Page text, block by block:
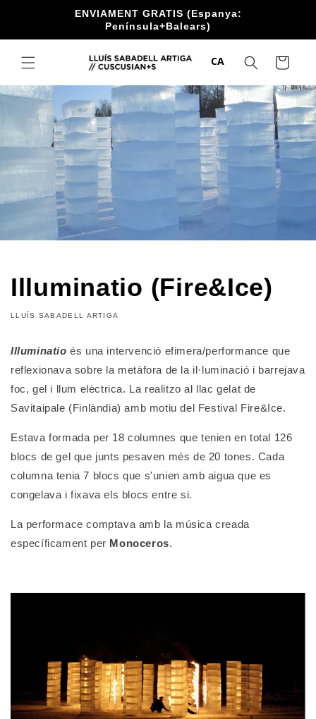
ENVIAMENT GRATIS (Espanya:
Península+Balears)
CA Cistella
Illuminatio (Fire&Ice)
LLUÍS SABADELL ARTIGA
Illuminatio és una intervenció efimera/performance que
reflexionava sobre la metàfora de la il·luminació i barrejava
foc, gel i llum elèctrica. La realitzo al llac gelat de
Savitaipale (Finlàndia) amb motiu del Festival Fire&Ice.
Estava formada per 18 columnes que tenien en total 126
blocs de gel que junts pesaven més de 20 tones. Cada
columna tenia 7 blocs que s'unien amb aigua que es
congelava i fixava els blocs entre si.
La performace comptava amb la música creada
específicament per Monoceros.